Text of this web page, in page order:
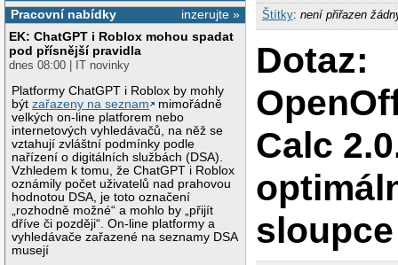
inzerujte »
Pracovní nabídky
EK: ChatGPT i Roblox mohou spadat
pod přísnější pravidla
dnes 08:00 | IT novinky
Platformy ChatGPT i Roblox by mohly
býtzařazeny na seznam
mimořádně
velkých on-line platforem nebo
internetových vyhledávačů, na něž se
vztahují zvláštní podmínky podle
nařízení o digitálních službách (DSA).
Vzhledem k tomu, že ChatGPT i Roblox
oznámily počet uživatelů nad prahovou
hodnotou DSA, je toto označení
„rozhodně možné“ a mohlo by „přijít
dříve či později“. On-line platformy a
vyhledávače zařazené na seznamy DSA
musejí
Štítky: není přiřazen
Dotaz:
Calc
sloupce